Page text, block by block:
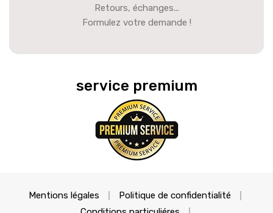
Retours, échanges...
Formulez votre demande !
service premium
Mentions légales
Politique de confidentialité